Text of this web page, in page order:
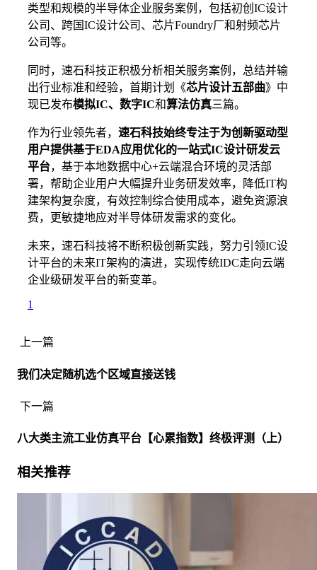
类型和规模的半导体企业服务案例，包括初创IC设计
公司、跨国IC设计公司、芯片Foundry厂和射频芯片
公司等。
同时，速石科技正积极分析相关服务案例，总结并输
出行业标准和经验，首期计划《芯片设计五部曲》中
现已发布模拟IC、数字IC和算法仿真三篇。
作为行业领先者， 速石科技始终专注于为创新驱动型
用户提供基于EDA应用优化的一站式IC设计研发云
平台，基于本地数据中心+云端混合环境的灵活部
署，帮助企业用户大幅提升业务研发效率，降低IT构
建架构复杂度，有效控制综合使用成本，避免资源浪
费，更敏捷地应对半导体研发需求的变化。
未来，速石科技将不断积极创新实践，努力引领IC设
计平台的未来IT架构的演进，实现传统IDC走向云端
企业级研发平台的新变革。
1
上一篇
我们决定随机选个区域直接送钱
下一篇
八大类主流工业仿真平台【心累指数】终极评测（上）
相关推荐